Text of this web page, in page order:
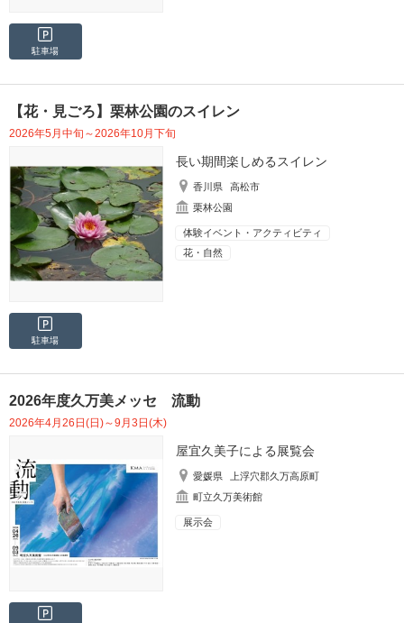
駐車場
【花・見ごろ】栗林公園のスイレン
2026年5月中旬～2026年10月下旬
長い期間楽しめるスイレン
香川県
高松市
栗林公園
体験イベント・アクティビティ
花・自然
駐車場
2026年度久万美メッセ 流動
2026年4月26日(日)～9月3日(木)
屋宜久美子による展覧会
愛媛県
上浮穴郡久万高原町
町立久万美術館
展示会